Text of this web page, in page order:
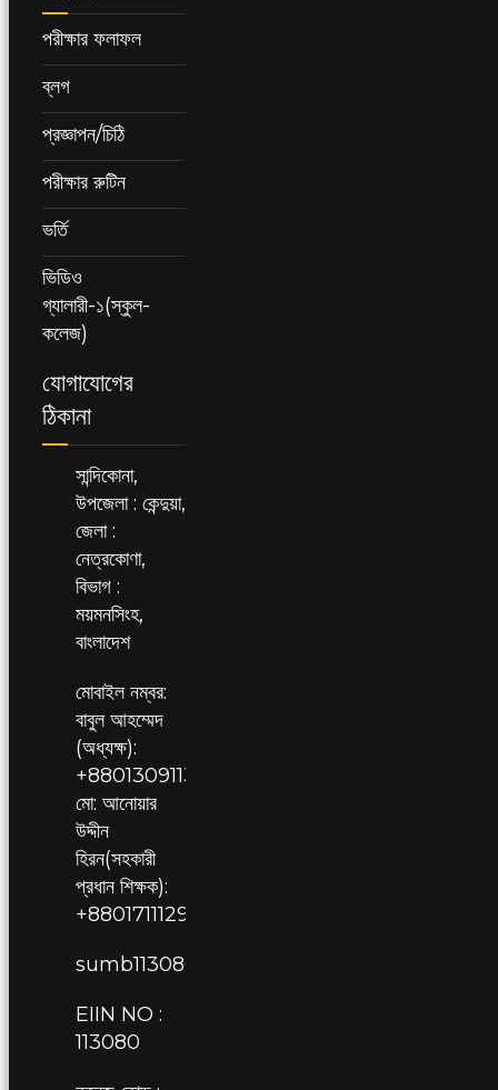
পরীক্ষার ফলাফল
ব্লগ
প্রজ্ঞাপন/চিঠি
পরীক্ষার রুটিন
ভর্তি
ভিডিও
গ্যালারী-১(স্কুল-
কলেজ)
যোগাযোগের
ঠিকানা
সান্দিকোনা,
উপজেলা : কেন্দুয়া,
জেলা :
নেত্রকোণা,
বিভাগ :
ময়মনসিংহ,
বাংলাদেশ
মোবাইল নম্বর:
বাবুল আহম্মেদ
(অধ্যক্ষ):
+8801309113080,
মো: আনোয়ার
উদ্দীন
হিরন(সহকারী
প্রধান শিক্ষক):
+8801711129709
sumb113080@gmail.com
EIIN NO :
113080